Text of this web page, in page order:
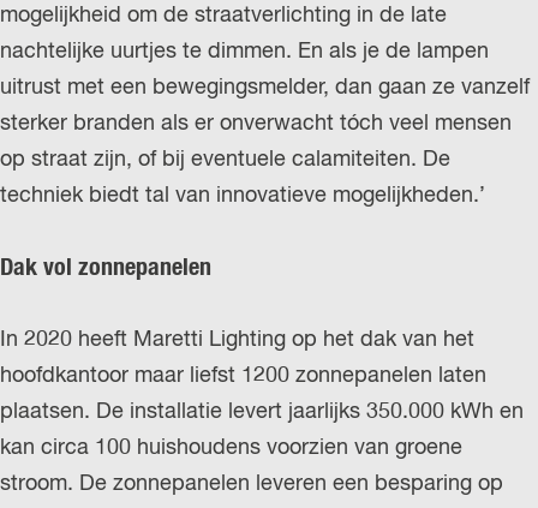
mogelijkheid om de straatverlichting in de late
nachtelijke uurtjes te dimmen. En als je de lampen
uitrust met een bewegingsmelder, dan gaan ze vanzelf
sterker branden als er onverwacht tóch veel mensen
op straat zijn, of bij eventuele calamiteiten. De
techniek biedt tal van innovatieve mogelijkheden.’
Dak vol zonnepanelen
In 2020 heeft Maretti Lighting op het dak van het
hoofdkantoor maar liefst 1200 zonnepanelen laten
plaatsen. De installatie levert jaarlijks 350.000 kWh en
kan circa 100 huishoudens voorzien van groene
stroom. De zonnepanelen leveren een besparing op